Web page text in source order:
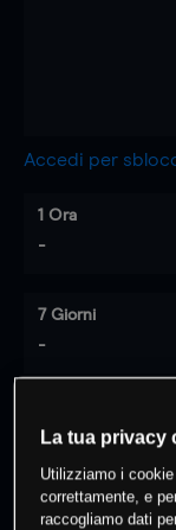
Accedi per
1 Ora
-
7 Giorni
-
0 % dei
questo
La tua privacy
Utilizziamo i
correttamente, e
raccogliamo dati